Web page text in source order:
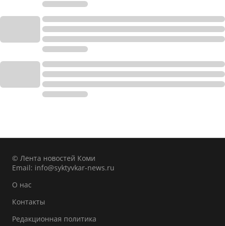
© Лента новостей Коми
Email: info@syktyvkar-news.ru
О нас
Контакты
Редакционная политика